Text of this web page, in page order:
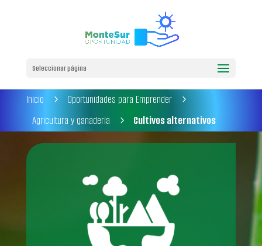
Seleccionar página
Inicio 5 Oportunidades para Emprender 5
Agricultura y ganadería 5 Cultivos alternativos